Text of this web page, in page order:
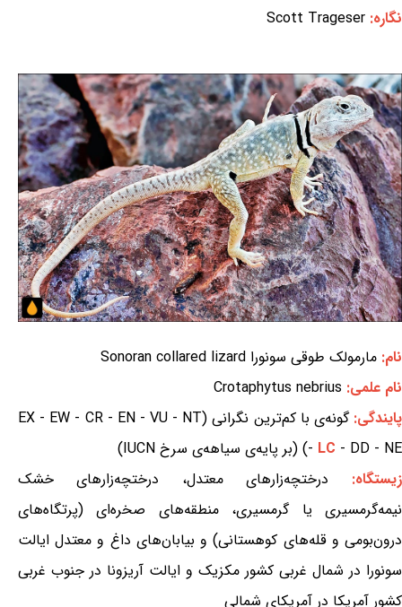
نگاره: Scott Trageser
نام: مارمولک طوقی سونورا Sonoran collared lizard
نام علمی: Crotaphytus nebrius
پایندگی:
گونه‌ی با کم‌ترین نگرانی (EX - EW - CR - EN - VU - NT
- LC - DD - NE) (بر پایه‌ی سیاهه‌ی سرخ IUCN)
زیستگاه: درختچه‌زارهای معتدل، درختچه‌زارهای خشک
نیمه‌گرمسیری یا گرمسیری، منطقه‌های صخره‌ای (پرتگاه‌های
درون‌بومی و قله‌های کوهستانی) و بیابان‌های داغ و معتدل ایالت
سونورا در شمال غربی کشور مکزیک و ایالت آریزونا در جنوب غربی
کشور آمریکا در آمریکای شمالی